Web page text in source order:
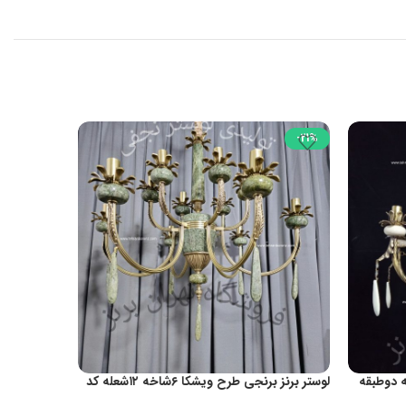
ترکیب سنگی ۱۲شاخه دوطبقه
-21%
لوستر برنز برنجی طرح ویشکا ۶شاخه ۱۲شعله کد